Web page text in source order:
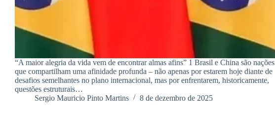
“A maior alegria da vida vem de encontrar almas afins” 1 Brasil e China são nações
que compartilham uma afinidade profunda – não apenas por estarem hoje diante de
desafios semelhantes no plano internacional, mas por enfrentarem, historicamente,
questões estruturais…
Sergio Mauricio Pinto Martins
8 de dezembro de 2025